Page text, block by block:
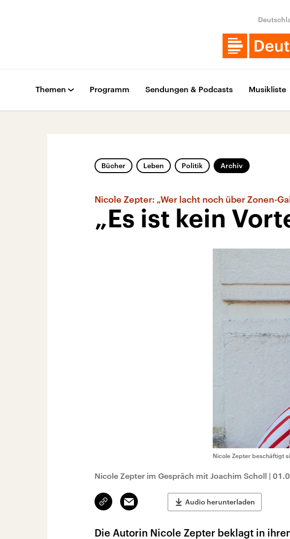
Themen Programm Sendungen & Podcasts Musikliste
Bücher Leben Politik Archiv
Nicole Zepter: „Wer lacht noch über Zonen-
„Es ist kein
Nicole Zepter beschäftigt
Nicole Zepter im Gespräch mit Joachim Scholl |
Link
kopieren/teilen
Email Audio herunterladen
Die Autorin Nicole Zepter beklagt in